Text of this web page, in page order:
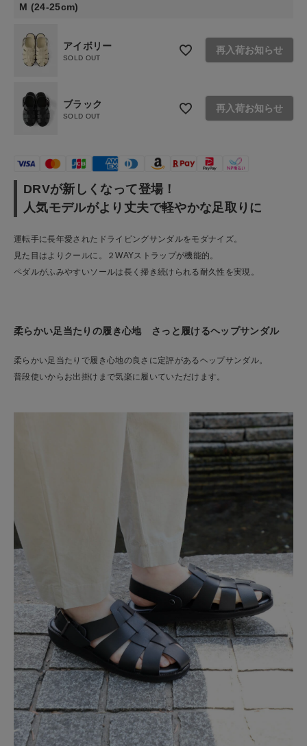
M (24-25cm)
アイボリー
SOLD OUT
再入荷お知らせ
ブラック
SOLD OUT
再入荷お知らせ
DRVが新しくなって登場！
人気モデルがより丈夫で軽やかな足取りに
運転手に長年愛されたドライビングサンダルをモダナイズ。
見た目はよりクールに。２WAYストラップが機能的。
ペダルがふみやすいソールは長く掃き続けられる耐久性を実現。
柔らかい足当たりの履き心地 さっと履けるヘップサンダル
柔らかい足当たりで履き心地の良さに定評があるヘップサンダル。
普段使いからお出掛けまで気楽に履いていただけます。